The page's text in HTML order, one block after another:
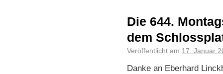
Die 644.
dem
Veröffentlicht am 17. Januar
Danke an Eberhard